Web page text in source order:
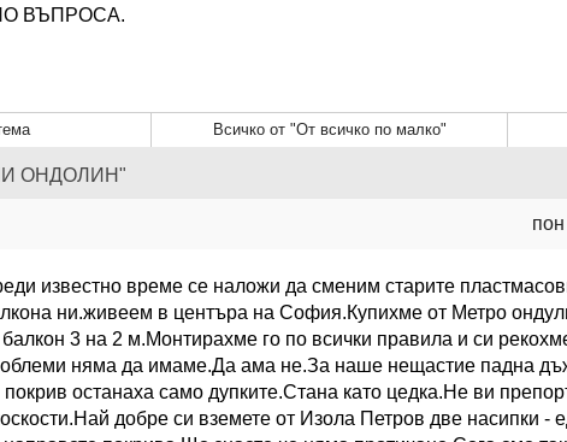
ВЪПРОСА.
Всичко от "От всичко по малко"
ОНДОЛИН"
известно време се наложи да сменим старите
ни.живеем в центъра на София.Купихме от Метро
балкон 3 на 2 м.Монтирахме го по всички правила и си
няма да имаме.Да ама не.За наше нещастие падна
покрив останаха само дупките.Стана като цедка.Не ви
добре си вземете от Изола Петров две насипки -